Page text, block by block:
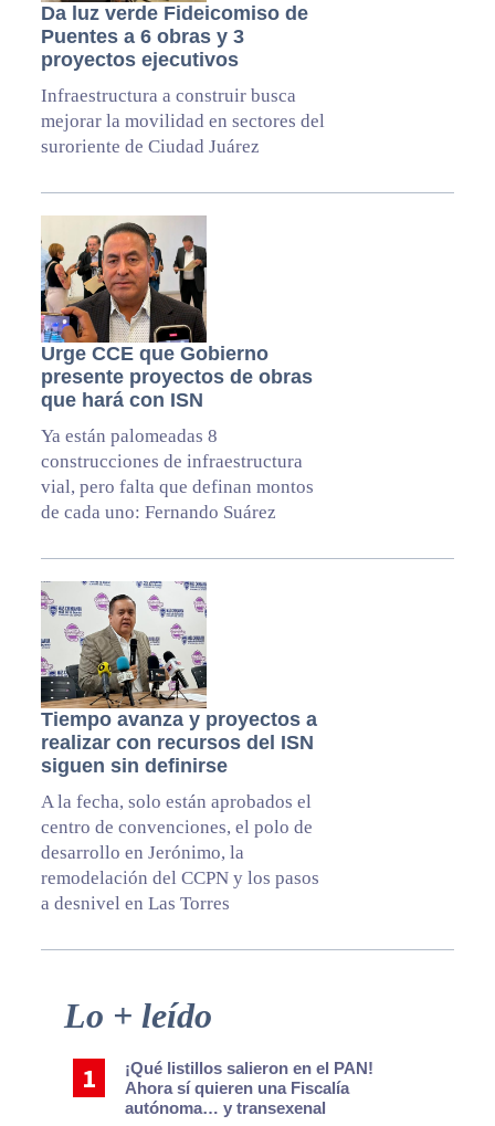
Da luz verde Fideicomiso de
Puentes a 6 obras y 3
proyectos ejecutivos
Infraestructura a construir busca
mejorar la movilidad en sectores del
suroriente de Ciudad Juárez
Urge CCE que Gobierno
presente proyectos de obras
que hará con ISN
Ya están palomeadas 8
construcciones de infraestructura
vial, pero falta que definan montos
de cada uno: Fernando Suárez
Tiempo avanza y proyectos a
realizar con recursos del ISN
siguen sin definirse
A la fecha, solo están aprobados el
centro de convenciones, el polo de
desarrollo en Jerónimo, la
remodelación del CCPN y los pasos
a desnivel en Las Torres
Primary
Sidebar
Lo + leído
¡Qué listillos salieron en el PAN!
Ahora sí quieren una Fiscalía
autónoma… y transexenal